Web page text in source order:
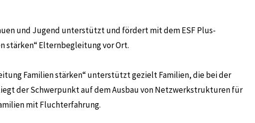
und Jugend unterstützt und fördert mit dem ESF Plus-
stärken“ Elternbegleitung vor Ort.
Familien stärken“ unterstützt gezielt Familien, die bei der
der Schwerpunkt auf dem Ausbau von Netzwerkstrukturen für
mit Fluchterfahrung.